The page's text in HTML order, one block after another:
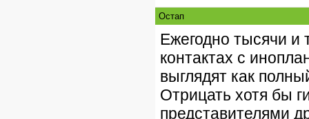
Остап
Ежегодно тысячи и
контактах с
выглядят как
Отрицать хотя бы
представителями